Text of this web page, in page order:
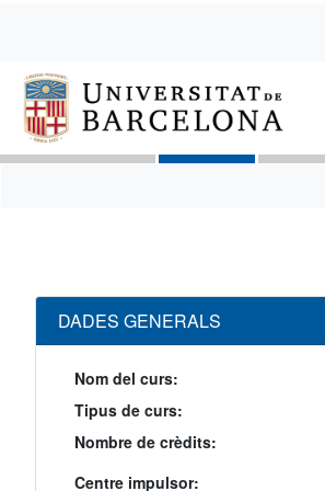
DADES GENERALS
Nom del curs:
Tipus de curs:
Nombre de crèdits:
Centre impulsor: